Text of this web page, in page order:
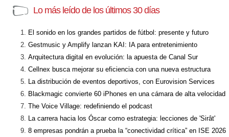
Lo más leído de los últimos 30 días
El sonido en los grandes partidos de fútbol: presente y futuro
Gestmusic y Amplify lanzan KAI: IA para entretenimiento
Arquitectura digital en evolución: la apuesta de Canal Sur
Cellnex busca mejorar su eficiencia con una nueva estructura
La distribución de eventos deportivos, con Eurovision Services
Blackmagic convierte 60 iPhones en una cámara de alta velocidad
The Voice Village: redefiniendo el podcast
La carrera hacia los Óscar como estrategia: lecciones de 'Sirât'
8 empresas pondrán a prueba la “conectividad crítica” en ISE 2026